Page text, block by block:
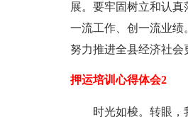
展。要牢固树立和认
一流工作、创一流业
努力推进全县经济社会
押运培训心得体会2
时光如梭。转眼